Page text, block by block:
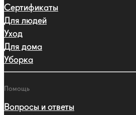
Сертификаты
Для людей
Уход
Для дома
Уборка
Помощь
Вопросы и ответы